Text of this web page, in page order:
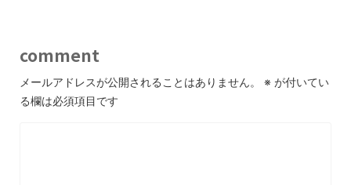
comment
メールアドレスが公開されることはありません。 ※ が付いてい
る欄は必須項目です